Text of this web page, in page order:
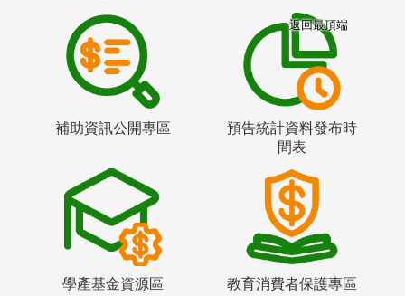
補助資訊公開專區
預告統計資料發布時
間表
學產基金資源區 教育消費者保護專區
返回最頂端